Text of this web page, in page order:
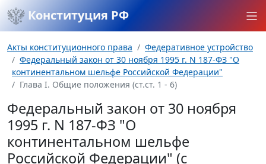
Конституция РФ
Акты конституционного права
Федеративное устройство
Федеральный закон от 30 ноября 1995 г. N 187-ФЗ "О
континентальном шельфе Российской Федерации"
Глава I. Общие положения (ст.ст. 1 - 6)
Федеральный закон от 30 ноября
1995 г. N 187-ФЗ "О
континентальном шельфе
Российской Федерации" (с